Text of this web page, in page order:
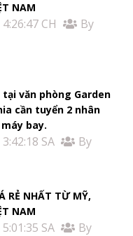
NAM
CH
By
văn phòng Garden
cần tuyển 2 nhân
bay.
SA
By
RẺ NHẤT TỪ MỸ,
NAM
SA
By